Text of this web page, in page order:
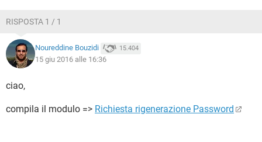
RISPOSTA 1 / 1
Noureddine Bouzidi 15.404
15 giu 2016 alle 16:36
ciao,
compila il modulo => Richiesta rigenerazione Password